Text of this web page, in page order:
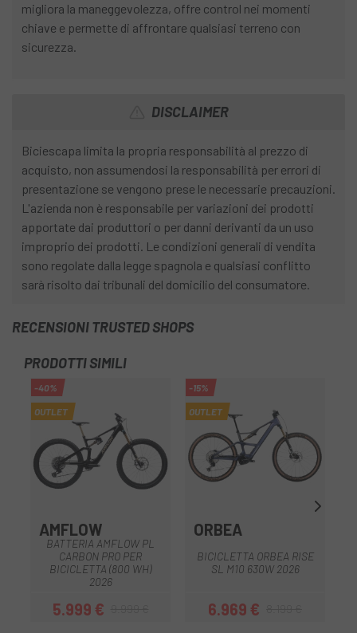
migliora la maneggevolezza, offre control nei momenti
chiave e permette di affrontare qualsiasi terreno con
sicurezza.
DISCLAIMER
Biciescapa limita la propria responsabilità al prezzo di
acquisto, non assumendosi la responsabilità per errori di
presentazione se vengono prese le necessarie precauzioni.
L'azienda non è responsabile per variazioni dei prodotti
apportate dai produttori o per danni derivanti da un uso
improprio dei prodotti. Le condizioni generali di vendita
sono regolate dalla legge spagnola e qualsiasi conflitto
sarà risolto dai tribunali del domicilio del consumatore.
RECENSIONI TRUSTED SHOPS
PRODOTTI SIMILI
-40%
OUTLET
AMFLOW
BATTERIA AMFLOW PL
CARBON PRO PER
BICICLETTA (800 WH)
2026
Prezzo
5.999 €Prezzo base
-15%
OUTLET
ORBEA
BICICLETTA ORBEA RISE
SL M10 630W 2026
Prezzo
6.969 €Prezzo base